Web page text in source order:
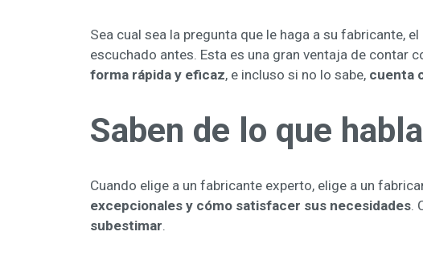
Sea cual sea la pregunta que le haga a su fabricante,
escuchado antes. Esta es una gran ventaja de contar
forma rápida y eficaz, e incluso si no lo sabe, cuenta
Saben de lo que
Cuando elige a un fabricante experto, elige a un
excepcionales y cómo satisfacer sus necesidades.
subestimar.